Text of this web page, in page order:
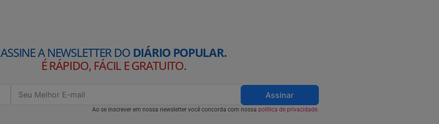
ASSINE A NEWSLETTER DO DIÁRIO POPULAR.
É RÁPIDO, FÁCIL E GRATUITO.
Assinar
Ao se inscrever em nossa newsletter você concorda com nossa política de privacidade.